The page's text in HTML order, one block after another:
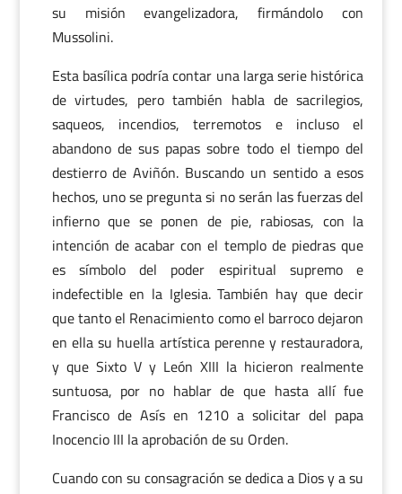
su misión evangelizadora, firmándolo con
Mussolini.
Esta basílica podría contar una larga serie histórica
de virtudes, pero también habla de sacrilegios,
saqueos, incendios, terremotos e incluso el
abandono de sus papas sobre todo el tiempo del
destierro de Aviñón. Buscando un sentido a esos
hechos, uno se pregunta si no serán las fuerzas del
infierno que se ponen de pie, rabiosas, con la
intención de acabar con el templo de piedras que
es símbolo del poder espiritual supremo e
indefectible en la Iglesia. También hay que decir
que tanto el Renacimiento como el barroco dejaron
en ella su huella artística perenne y restauradora,
y que Sixto V y León XIII la hicieron realmente
suntuosa, por no hablar de que hasta allí fue
Francisco de Asís en 1210 a solicitar del papa
Inocencio III la aprobación de su Orden.
Cuando con su consagración se dedica a Dios y a su